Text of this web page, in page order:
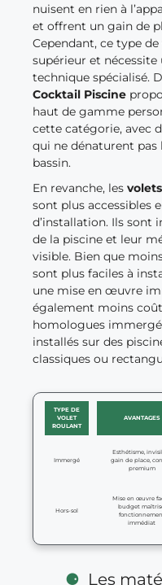
nuisent en rien à
et offrent un gain de
Cependant, ce type
supérieur et
technique spécialisé.
Cocktail Piscine
haut de gamme
cette catégorie, avec
qui ne dénaturent pas
bassin.
En revanche, les
sont plus accessibles
d’installation. Ils sont
de la piscine et leur
visible. Bien que
sont plus faciles à
une mise en œuvre
également moins
homologues
installés sur des
classiques ou
TYPE DE
VOLET
ROULANT
AVANTAGES
Immergé
Esthétisme,
gain de place,
premium
Hors-sol
Mise en œuvre
budget
immédiat
Les